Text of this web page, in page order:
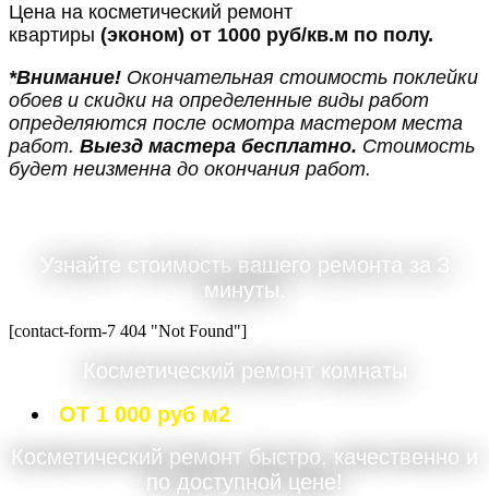
Цена на косметический ремонт
квартиры (эконом) от 1000 руб/кв.м по полу.
*Внимание! Окончательная стоимость поклейки
обоев и скидки на определенные виды работ
определяются после осмотра мастером места
работ. Выезд мастера бесплатно. Стоимость
будет неизменна до окончания работ.
Узнайте стоимость вашего ремонта за 3
минуты.
[contact-form-7 404 "Not Found"]
Косметический ремонт комнаты
ОТ 1 000 руб м2
Косметический ремонт быстро, качественно и
по доступной цене!